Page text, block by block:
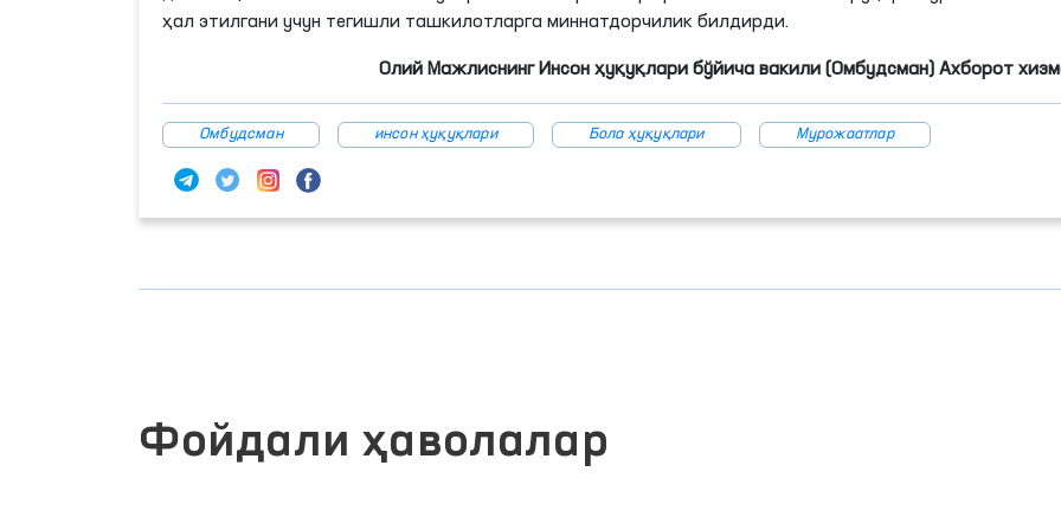
ҳал этилгани учун тегишли ташкилотларга миннатдорчилик билдирди.
Олий Мажлиснинг Инсон ҳуқуқлари бўйича вакили (Омбудсман) Ахборот
Омбудсман инсон ҳуқуқлари Бола ҳуқуқлари Мурожаатлар
Фойдали ҳаволалар